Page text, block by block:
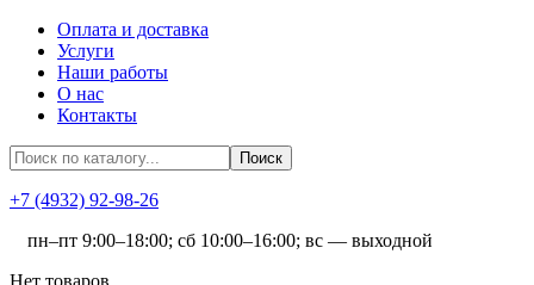
Оплата и доставка
Услуги
Наши работы
О нас
Контакты
+7 (4932) 92-98-26
пн–пт 9:00–18:00; сб 10:00–16:00; вс — выходной
Нет товаров